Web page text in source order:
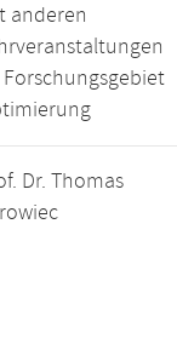
anderen
Dr. Thomas